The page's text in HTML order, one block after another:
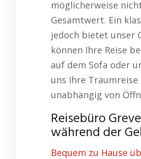
möglicherweise
Gesamtwert. Ein
jedoch bietet unser
können Ihre Reise
auf dem Sofa oder
uns Ihre
unabhängig von
Reisebüro
während der
Bequem zu Hause